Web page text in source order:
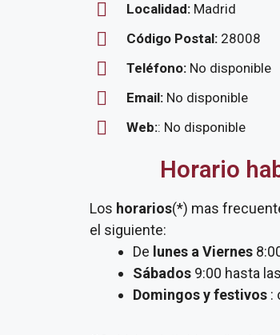
Localidad: Madrid
Código Postal: 28008
Teléfono: No disponible
Email: No disponible
Web:: No disponible
Horario
Los horarios(*) mas
el siguiente:
De lunes a Viernes
Sábados 9:00 hasta
Domingos y festivos :